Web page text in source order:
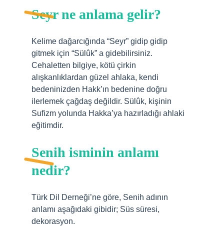
Seyr ne anlama gelir?
Kelime dağarcığında “Seyr” gidip gidip
gitmek için “Sülûk” a gidebilirsiniz.
Cehaletten bilgiye, kötü çirkin
alışkanlıklardan güzel ahlaka, kendi
bedeninizden Hakk’ın bedenine doğru
ilerlemek çağdaş değildir. Sülûk, kişinin
Sufizm yolunda Hakka’ya hazırladığı ahlaki
eğitimdir.
Senih isminin anlamı
nedir?
Türk Dil Derneği’ne göre, Senih adının
anlamı aşağıdaki gibidir; Süs süresi,
dekorasyon.